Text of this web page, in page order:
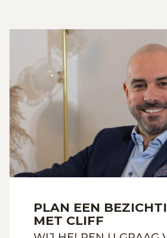
PLAN EEN
MET CLIFF